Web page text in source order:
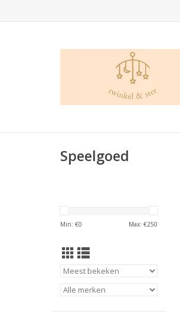
Speelgoed
Min: €0 Max: €250